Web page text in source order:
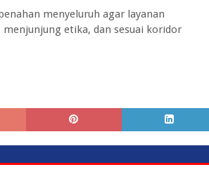
menyeluruh agar layanan
etika, dan sesuai koridor